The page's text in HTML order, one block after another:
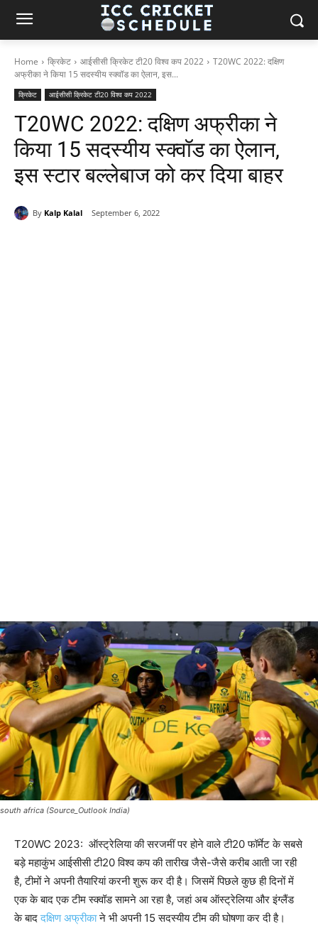
Home क्रिकेट आईसीसी क्रिकेट टी20 विश्व कप 2022
T20WC 2022: दक्षिण
अफ्रीका ने किया 15 सदस्यीय स्क्वॉड का ऐलान, इस...
क्रिकेट आईसीसी क्रिकेट टी20 विश्व कप 2022
T20WC 2022: दक्षिण अफ्रीका ने
किया 15 सदस्यीय स्क्वॉड का ऐलान,
इस स्टार बल्लेबाज को कर दिया बाहर
By Kalp Kalal September 6, 2022
south africa (Source_Outlook India)
T20WC 2023: ऑस्ट्रेलिया की सरजमीं पर होने वाले टी20 फॉर्मेट के सबसे
बड़े महाकुंभ आईसीसी टी20 विश्व कप की तारीख जैसे-जैसे करीब आती जा रही
है, टीमों ने अपनी तैयारियां करनी शुरू कर दी है। जिसमें पिछले कुछ ही दिनों में
एक के बाद एक टीम स्क्वॉड सामने आ रहा है, जहां अब ऑस्ट्रेलिया और इंग्लैंड
के बाददक्षिण अफ्रीकाने भी अपनी 15 सदस्यीय टीम की घोषणा कर दी है।